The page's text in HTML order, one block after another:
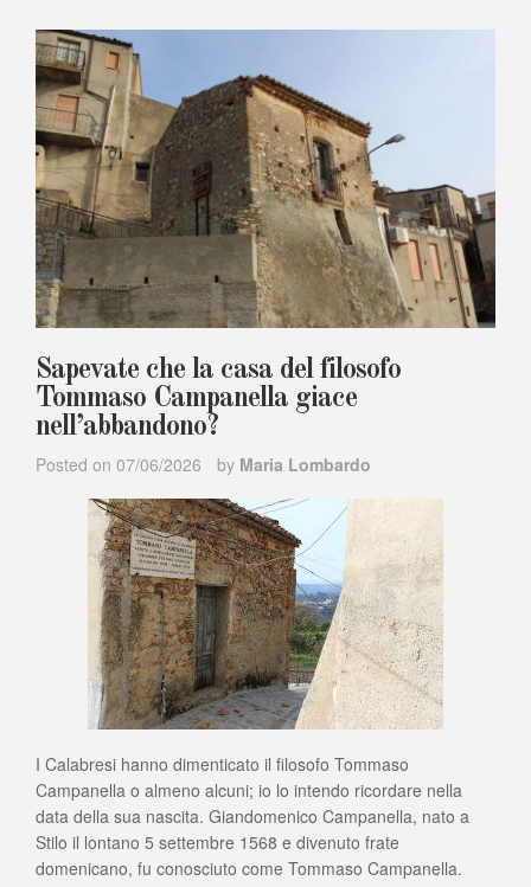
Sapevate che la casa del filosofo
Tommaso Campanella giace
nell’abbandono?
Posted on 07/06/2026 by Maria Lombardo
I Calabresi hanno dimenticato il filosofo Tommaso
Campanella o almeno alcuni; io lo intendo ricordare nella
data della sua nascita. Giandomenico Campanella, nato a
Stilo il lontano 5 settembre 1568 e divenuto frate
domenicano, fu conosciuto come Tommaso Campanella.